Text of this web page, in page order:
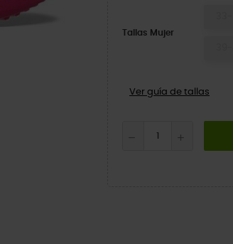
Tallas Mujer
Ver guía de tallas